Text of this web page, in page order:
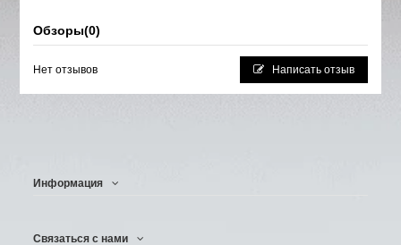
Обзоры(0)
Нет отзывов Написать отзыв
Информация
Связаться с нами